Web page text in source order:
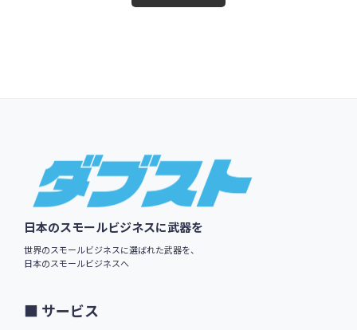
Footer
日本のスモールビジネスに武器を
世界のスモールビジネスに選ばれた武器を、
日本のスモールビジネスへ
サービス